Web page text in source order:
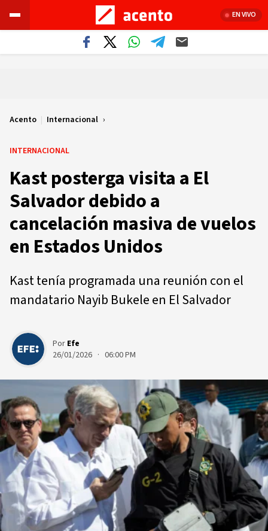
EN VIVO
Acento | Internacional
INTERNACIONAL
Kast posterga visita a El
Salvador debido a
cancelación masiva de vuelos
en Estados Unidos
Kast tenía programada una reunión con el
mandatario Nayib Bukele en El Salvador
Por Efe
26/01/2026 · 06:00 PM